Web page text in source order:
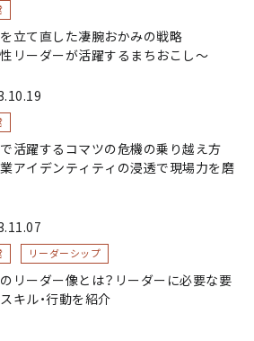
立て直した凄腕おかみの戦略
リーダーが活躍するまちおこし〜
活躍するコマツの危機の乗り越え方
アイデンティティの浸透で現場力を磨
リーダーシップ
リーダー像とは？リーダーに必要な要
キル・行動を紹介